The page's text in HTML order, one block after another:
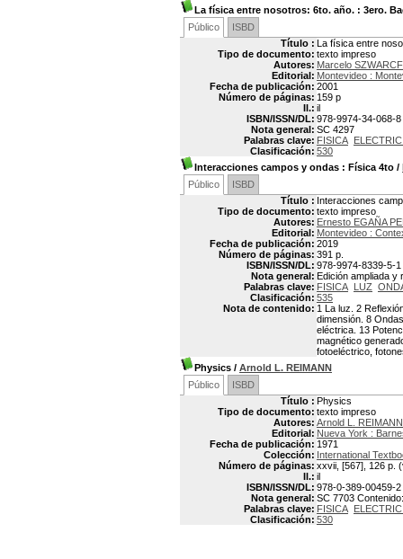
La física entre nosotros: 6to. año. : 3ero.
Público
ISBD
Título : La física entre
Tipo de documento: texto impreso
Autores: Marcelo
Editorial: Montevideo :
Fecha de publicación: 2001
Número de páginas: 159 p
Il.: il
ISBN/ISSN/DL: 978-9974-34-068-8
Nota general: SC 4297
Palabras clave: FISICA
Clasificación: 530
Interacciones campos y ondas : Física 4to /
Público
ISBD
Título : Interacciones
Tipo de documento: texto impreso
Autores: Ernesto EGAÑA
Editorial: Montevideo :
Fecha de publicación: 2019
Número de páginas: 391 p.
ISBN/ISSN/DL: 978-9974-8339-5-1
Nota general: Edición ampliada y
Palabras clave: FISICA LUZ
Clasificación: 535
Nota de contenido: 1 La luz. 2
dimensión. 8
eléctrica. 13
magnético
fotoeléctrico,
Physics / Arnold L. REIMANN
Público
ISBD
Título : Physics
Tipo de documento: texto impreso
Autores: Arnold L. REIMANN
Editorial: Nueva York :
Fecha de publicación: 1971
Colección: International
Número de páginas: xxvii, [567], 126 p.
Il.: il
ISBN/ISSN/DL: 978-0-389-00459-2
Nota general: SC 7703
Palabras clave: FISICA
Clasificación: 530